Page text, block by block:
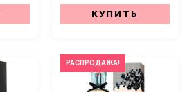
КУПИТЬ
РАСПРОДАЖА!